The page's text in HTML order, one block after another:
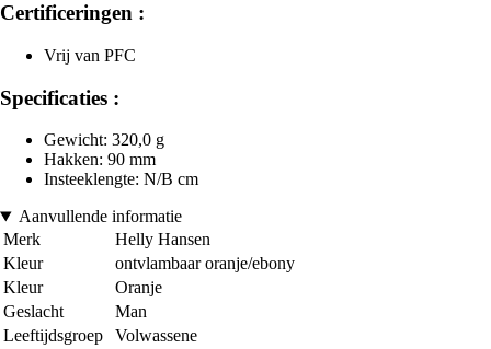
Certificeringen :
Vrij van PFC
Specificaties :
Gewicht: 320,0 g
Hakken: 90 mm
Insteeklengte: N/B cm
Aanvullende informatie
Merk
Helly Hansen
Kleur
ontvlambaar oranje/ebony
Kleur
Oranje
Geslacht
Man
Leeftijdsgroep
Volwassene